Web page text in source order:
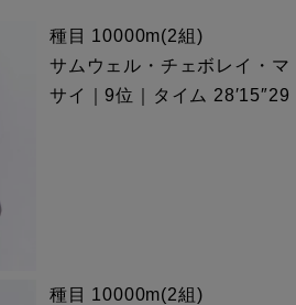
種目 10000m(2組)
サムウェル・チェボレイ・マ
サイ｜9位｜タイム 28′15″29
種目 10000m(2組)